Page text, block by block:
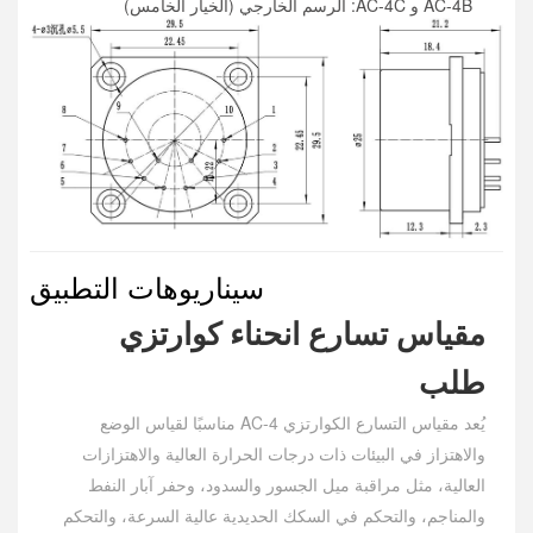
AC-4B و AC-4C: الرسم الخارجي (الخيار الخامس)
سيناريوهات التطبيق
مقياس تسارع انحناء كوارتزي
طلب
يُعد مقياس التسارع الكوارتزي AC-4 مناسبًا لقياس الوضع
والاهتزاز في البيئات ذات درجات الحرارة العالية والاهتزازات
العالية، مثل مراقبة ميل الجسور والسدود، وحفر آبار النفط
والمناجم، والتحكم في السكك الحديدية عالية السرعة، والتحكم